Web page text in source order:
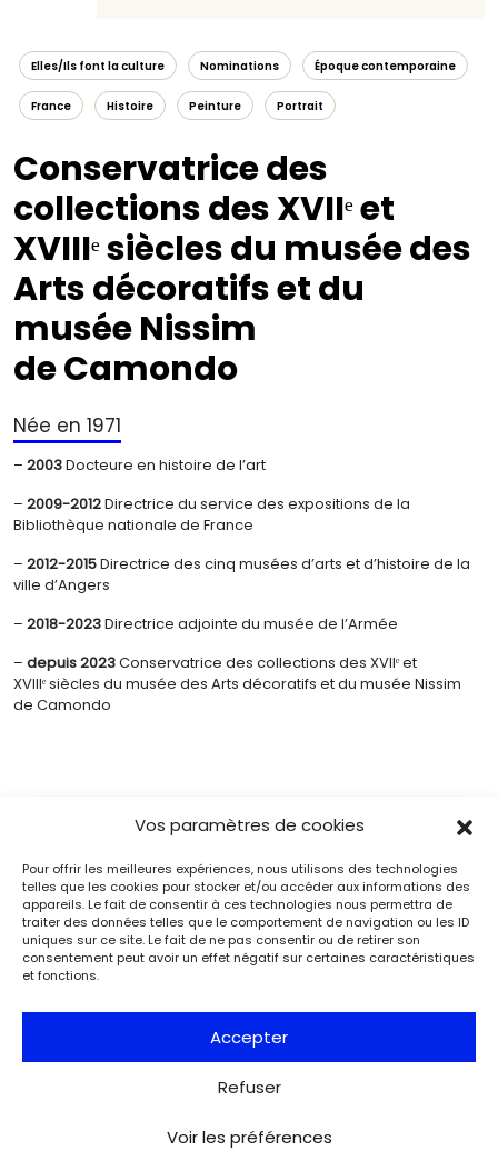
Vos paramètres de cookies
Pour offrir les meilleures expériences, nous utilisons des technologies
telles que les cookies pour stocker et/ou accéder aux informations des
appareils. Le fait de consentir à ces technologies nous permettra de
traiter des données telles que le comportement de navigation ou les ID
uniques sur ce site. Le fait de ne pas consentir ou de retirer son
consentement peut avoir un effet négatif sur certaines caractéristiques
et fonctions.
Accepter
Refuser
Voir les préférences
Elles/Ils font la culture Nominations Époque contemporaine
France Histoire Peinture Portrait
Conservatrice des
collections des XVIIᵉ et
XVIIIᵉ siècles du musée des
Arts décoratifs et du
musée Nissim
de Camondo
Née en 1971
– 2003Docteure en histoire de l’art
– 2009-2012Directrice du service des expositions de la
Bibliothèque nationale de France
– 2012-2015Directrice des cinq musées d’arts et d’histoire de la
ville d’Angers
– 2018-2023Directrice adjointe du musée de l’Armée
– depuis 2023Conservatrice des collections des XVIIᵉ et
XVIIIᵉ siècles du musée des Arts décoratifs et du musée Nissim
de Camondo
Contenus associés